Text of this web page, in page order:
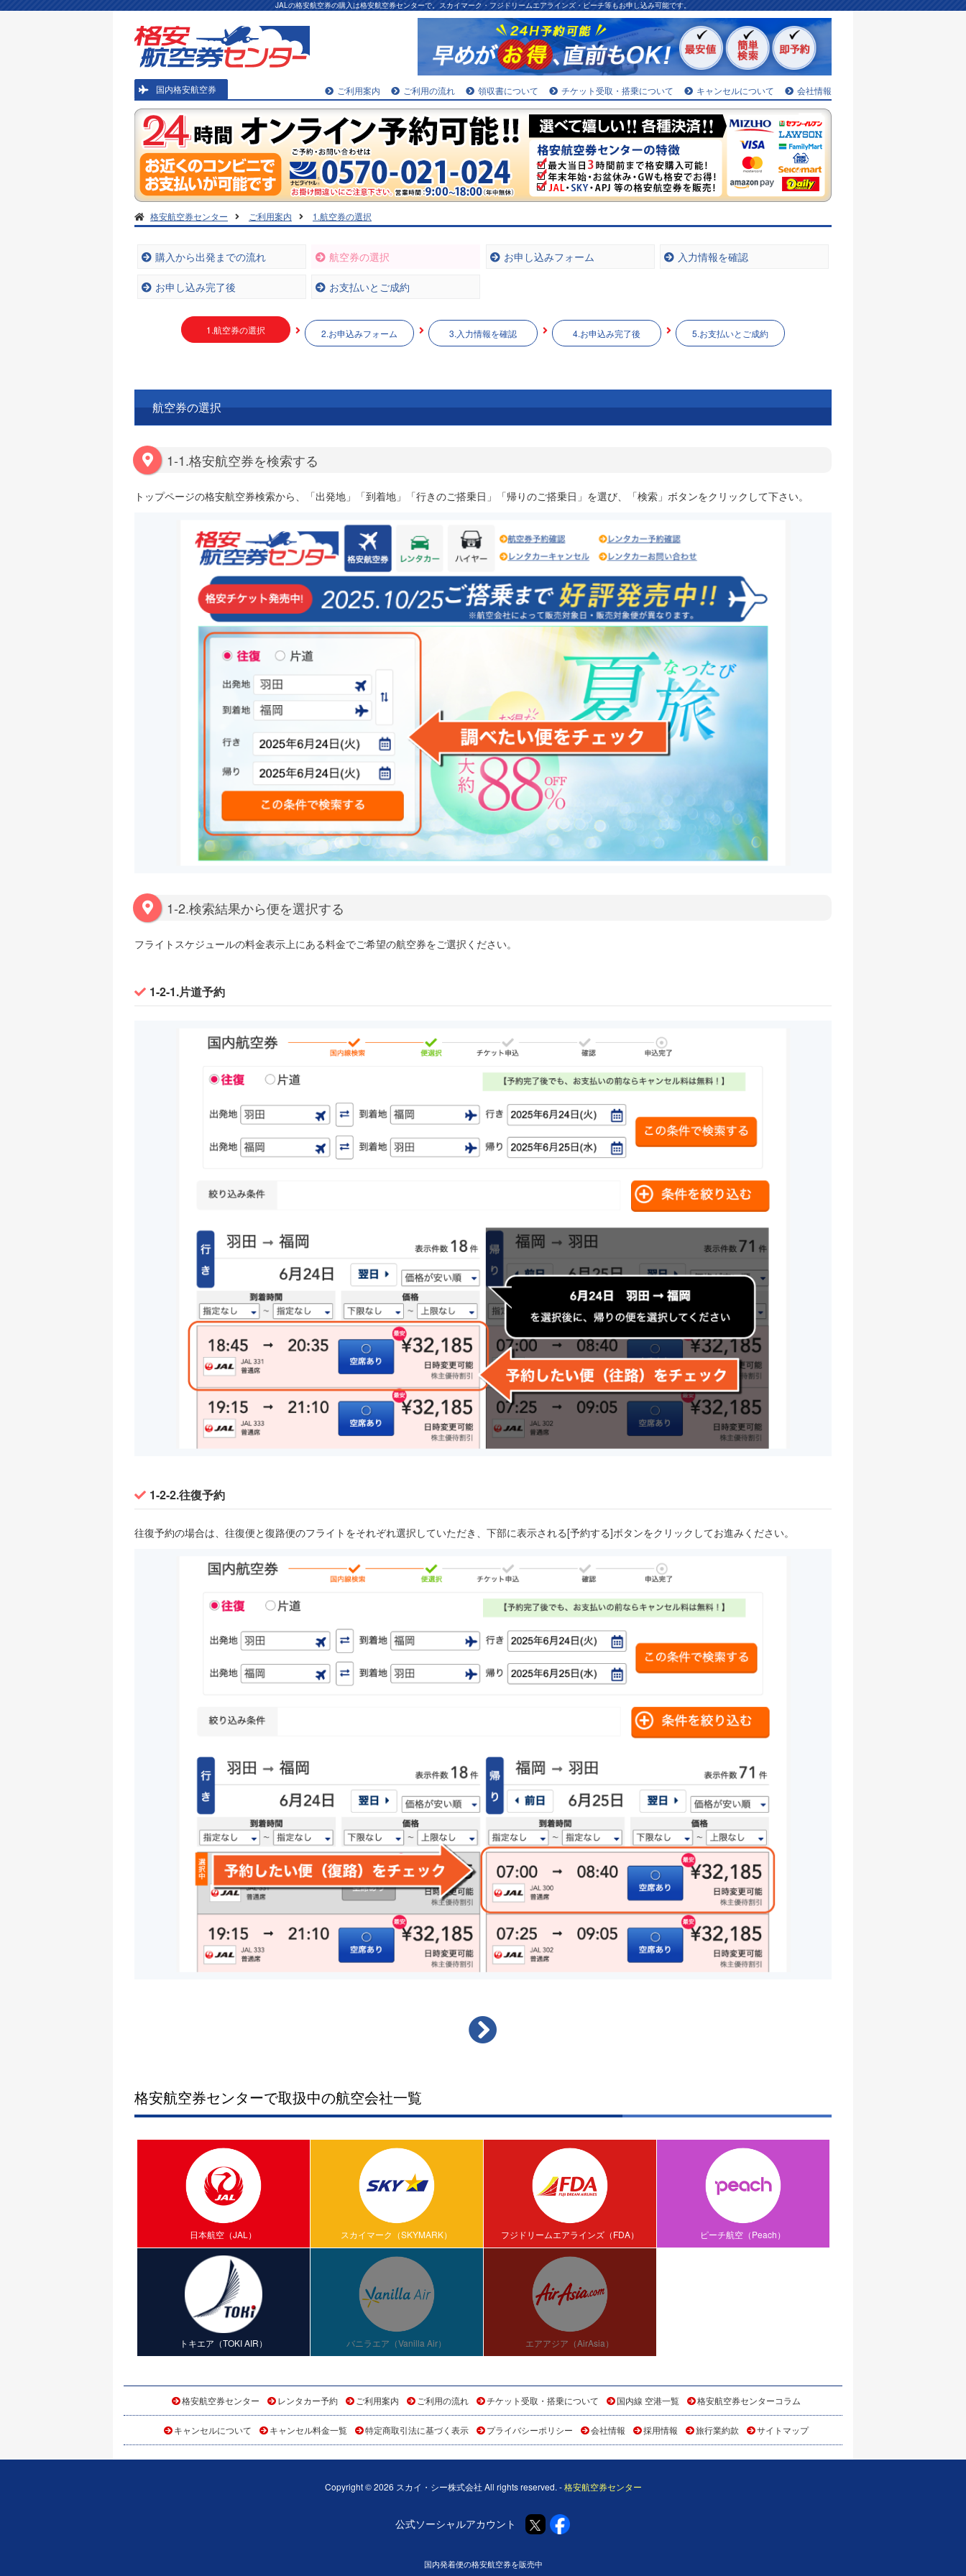
JALの格安航空券の購入は格安航空券センターで。スカイマーク・フジドリームエアラインズ・ピーチ等もお申し込み可能です。
国内格安航空券 ご利用案内 ご利用の流れ 領収書について チケット受取・搭乗について キャンセルについて 会社情報
格安航空券センター ご利用案内 1.航空券の選択
購入から出発までの流れ 航空券の選択 お申し込みフォーム 入力情報を確認
お申し込み完了後 お支払いとご成約
1.航空券の選択 2.お申込みフォーム 3.入力情報を確認 4.お申込み完了後 5.お支払いとご成約
航空券の選択
1-1.格安航空券を検索する
トップページの格安航空券検索から、「出発地」「到着地」「行きのご搭乗日」「帰りのご搭乗日」を選び、「検索」ボタンをクリックして下さい。
1-2.検索結果から便を選択する
フライトスケジュールの料金表示上にある料金でご希望の航空券をご選択ください。
1-2-1.片道予約
1-2-2.往復予約
往復予約の場合は、往復便と復路便のフライトをそれぞれ選択していただき、下部に表示される[予約する]ボタンをクリックしてお進みください。
格安航空券センターで取扱中の航空会社一覧
日本航空（JAL） スカイマーク（SKYMARK） フジドリームエアラインズ（FDA） ピーチ航空（Peach）
トキエア（TOKI AIR） バニラエア（Vanilla Air） エアアジア（AirAsia）
格安航空券センター レンタカー予約 ご利用案内 ご利用の流れ チケット受取・搭乗について 国内線 空港一覧 格安航空券センターコラム
キャンセルについて キャンセル料金一覧 特定商取引法に基づく表示 プライバシーポリシー 会社情報 採用情報 旅行業約款 サイトマップ
Copyright © 2026 スカイ・シー株式会社 All rights reserved. -格安航空券センター
公式ソーシャルアカウント
国内発着便の格安航空券を販売中